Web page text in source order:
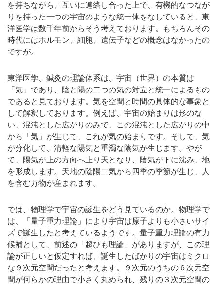
を持ちながら、互いに連絡し合った上で、有機的なつなが
りを持った一つの宇宙のような統一体をなしていると、東
洋医学は数千年前からそう考えております。もちろんその
時代にはホルモン、細胞、遺伝子などの概念はなかったの
ですが。
東洋医学、鍼灸の理論体系は、宇宙（世界）の本質は
「気」であり、陰と陽の二つの気の対立と統一によるもの
であると見ております。気を空間と時間の具体的な事象と
して解釈しております。例えば、宇宙の始まりは形のな
い、混沌とした広がりのみで、この混沌とした広がりの中
から「気」が生じて、これが気の始まりです。そして、気
が分化して、清軽な陽気と重濁な陰気が生じます。やが
て、陽気が上の方向へ上り天となり、陰気が下に沈み、地
を形成します。天地の陰陽二気から四季の季節が生じ、人
を含む万物が産まれます。
では、物理学で宇宙の誕生をどう見ているのか。物理学で
は、「量子重力理論」により宇宙は原子よりも小さいサイ
ズで誕生したと考えているようです。量子重力理論の有力
候補として、前述の「超ひも理論」がありますが、この理
論が正しいと仮定すれば、誕生したばかりの宇宙はミクロ
な９次元空間だったと考えます。９次元のうちの６次元空
間が何らかの理由で小さく丸められ、残りの３次元空間の